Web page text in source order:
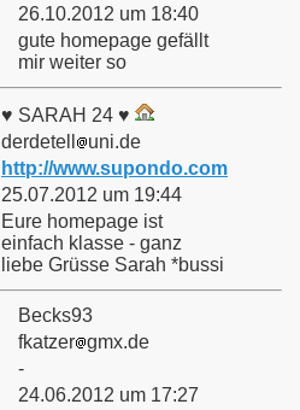
26.10.2012 um 18:40
gute homepage gefällt
mir weiter so
♥ SARAH 24 ♥
derdetell
uni.de
http://www.supondo.com
25.07.2012 um 19:44
Eure homepage ist
einfach klasse - ganz
liebe Grüsse Sarah *bussi
Becks93
fkatzer gmx.de
-
24.06.2012 um 17:27